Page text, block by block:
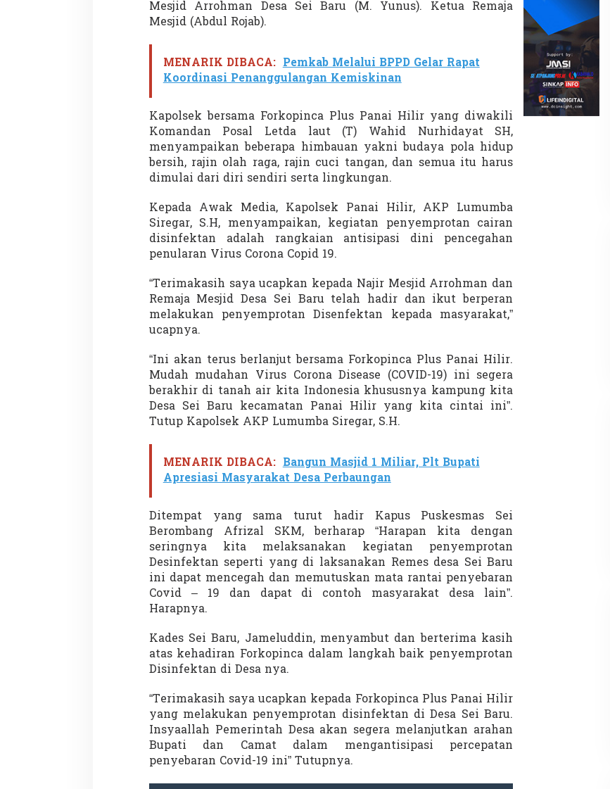
i
k
t
d
i
e
s
a
e
B
a
Mesjid Arrohman Desa Sei Baru (M. Yunus). Ketua Remaja
Mesjid (Abdul Rojab).
MENARIK DIBACA: Pemkab Melalui BPPD Gelar Rapat
Koordinasi Penanggulangan Kemiskinan
Kapolsek bersama Forkopinca Plus Panai Hilir yang diwakili
Komandan Posal Letda laut (T) Wahid Nurhidayat SH,
menyampaikan beberapa himbauan yakni budaya pola hidup
bersih, rajin olah raga, rajin cuci tangan, dan semua itu harus
dimulai dari diri sendiri serta lingkungan.
Kepada Awak Media, Kapolsek Panai Hilir, AKP Lumumba
Siregar, S.H, menyampaikan, kegiatan penyemprotan cairan
disinfektan adalah rangkaian antisipasi dini pencegahan
penularan Virus Corona Copid 19.
“Terimakasih saya ucapkan kepada Najir Mesjid Arrohman dan
Remaja Mesjid Desa Sei Baru telah hadir dan ikut berperan
melakukan penyemprotan Disenfektan kepada masyarakat,”
ucapnya.
“Ini akan terus berlanjut bersama Forkopinca Plus Panai Hilir.
Mudah mudahan Virus Corona Disease (COVID-19) ini segera
berakhir di tanah air kita Indonesia khususnya kampung kita
Desa Sei Baru kecamatan Panai Hilir yang kita cintai ini”.
Tutup Kapolsek AKP Lumumba Siregar, S.H.
MENARIK DIBACA: Bangun Masjid 1 Miliar, Plt Bupati
Apresiasi Masyarakat Desa Perbaungan
Ditempat yang sama turut hadir Kapus Puskesmas Sei
Berombang Afrizal SKM, berharap “Harapan kita dengan
seringnya kita melaksanakan kegiatan penyemprotan
Desinfektan seperti yang di laksanakan Remes desa Sei Baru
ini dapat mencegah dan memutuskan mata rantai penyebaran
Covid – 19 dan dapat di contoh masyarakat desa lain”.
Harapnya.
Kades Sei Baru, Jameluddin, menyambut dan berterima kasih
atas kehadiran Forkopinca dalam langkah baik penyemprotan
Disinfektan di Desa nya.
“Terimakasih saya ucapkan kepada Forkopinca Plus Panai Hilir
yang melakukan penyemprotan disinfektan di Desa Sei Baru.
Insyaallah Pemerintah Desa akan segera melanjutkan arahan
Bupati dan Camat dalam mengantisipasi percepatan
penyebaran Covid-19 ini” Tutupnya.
Demonstrasi Gen-Z Guncang
Nepal, PM Mundur Mendadak
Setelah Gedung Parlemen Dibakar
12 September 2025
Menteri Nusron: Patok Batas Tanah
Cegah Konflik dan Dukung
Rekognisi Sejarah Kerajaan Siak
dan Harapan Daerah Istimewa Riau
Partisipasi Pemuda dalam
Pelayanan Sukarela Internasional
Diadakan di Nanjing
Di GLOBAL, VIDEO | 18 Januari 2024
Di Budaya, NASIONAL, VIDEO, Wisata
2024